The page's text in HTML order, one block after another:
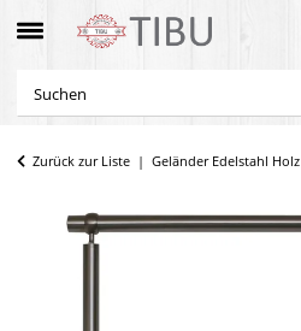
Zurück zur Liste Geländer Edelstahl Holz